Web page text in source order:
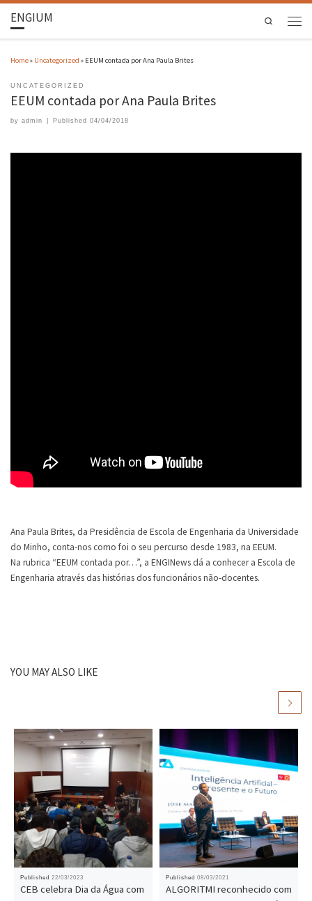
ENGIUM Search
Home» Uncategorized » EEUM contada por Ana Paula Brites
UNCATEGORIZED
EEUM contada por Ana Paula Brites
by admin Published 04/04/2018
Ana Paula Brites, da Presidência de Escola de Engenharia da Universidade
do Minho, conta-nos como foi o seu percurso desde 1983, na EEUM.
Na rubrica “EEUM contada por…”, a ENGINews dá a conhecer a Escola de
Engenharia através das histórias dos funcionários não-docentes.
YOU MAY ALSO LIKE
Published 22/03/2023
CEB celebra Dia da Água com
Published 08/03/2021
ALGORITMI reconhecido com